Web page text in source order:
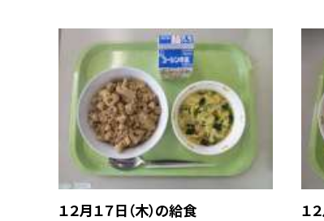
１２月１７日（木）の給食 １